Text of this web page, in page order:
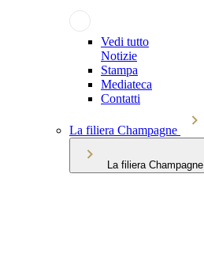
Vedi tutto
Notizie
Stampa
Mediateca
Contatti
La filiera Champagne
La filiera Champagne